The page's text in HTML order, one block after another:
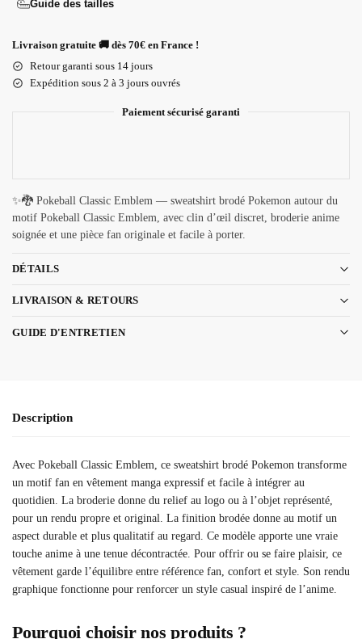
Guide des tailles
Livraison gratuite 🚚 dès 70€ en France !
Retour garanti sous 14 jours
Expédition sous 2 à 3 jours ouvrés
Paiement sécurisé garanti
✨🐉 Pokeball Classic Emblem — sweatshirt brodé Pokemon autour du
motif Pokeball Classic Emblem, avec clin d’œil discret, broderie anime
soignée et une pièce fan originale et facile à porter.
DÉTAILS
LIVRAISON & RETOURS
GUIDE D'ENTRETIEN
Description
Avec Pokeball Classic Emblem, ce sweatshirt brodé Pokemon transforme
un motif fan en vêtement manga expressif et facile à intégrer au
quotidien. La broderie donne du relief au logo ou à l’objet représenté,
pour un rendu propre et original. La finition brodée donne au motif un
aspect durable et plus qualitatif au regard. Ce modèle apporte une vraie
touche anime à une tenue décontractée. Pour offrir ou se faire plaisir, ce
vêtement garde l’équilibre entre référence fan, confort et style. Son rendu
graphique fonctionne pour renforcer un style casual inspiré de l’anime.
Pourquoi choisir nos produits ?